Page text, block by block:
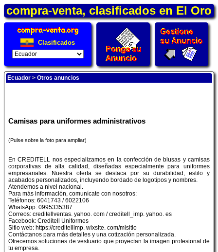
compra-venta, clasificados en El Oro
Clasificados
Ecuador > Otros anuncios
Camisas para uniformes administrativos
(Pulse sobre la foto para ampliar)
En CREDITELL nos especializamos en la confección de blusas y camisas
corporativas de alta calidad, diseñadas especialmente para uniformes
empresariales. Nuestra oferta se destaca por su durabilidad, estilo y
acabados personalizados, incluyendo bordado de logotipos y nombres.
Atendemos a nivel nacional.
Para más información, comunícate con nosotros:
Teléfonos: 6041743 / 6022106
WhatsApp: 0995335387
Correos: creditellventas. yahoo. com / creditell_imp. yahoo. es
Facebook: Creditell Uniformes
Sitio web: https://creditellimp. wixsite. com/misitio
Contáctanos para más detalles y una cotización personalizada.
Ofrecemos soluciones de vestuario que proyectan la imagen profesional de
tu empresa.